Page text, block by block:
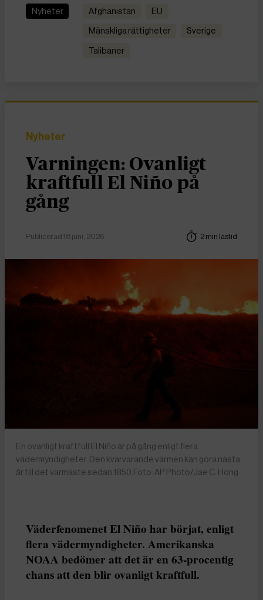
Nyheter Afghanistan EU
Mänskliga rättigheter Sverige
talibaner
Nyheter
Varningen: Ovanligt
kraftfull El Niño på
gång
Publicerad 18 juni, 2026 2 min lästid
En ovanligt kraftfull El Niño är på gång enligt flera
vädermyndigheter. Den kvarvarande värmen kan göra nästa
år till det varmaste sedan 1850.Foto: AP Photo/Jae C. Hong
Väderfenomenet El Niño har börjat, enligt
flera vädermyndigheter. Amerikanska
NOAA bedömer att det är en 63-procentig
chans att den blir ovanligt kraftfull.